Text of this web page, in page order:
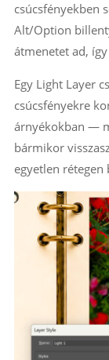
csúcsfényekben
Alt/Option
átmenetet ad,
Egy Light Layer
csúcsfényekre
árnyékokban —
bármikor
egyetlen